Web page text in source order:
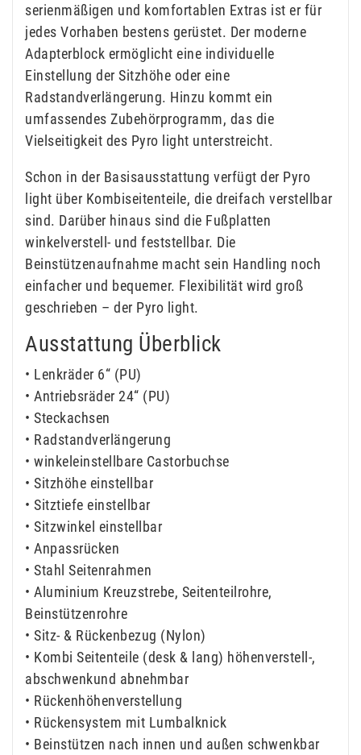
serienmäßigen und komfortablen Extras ist er für
jedes Vorhaben bestens gerüstet. Der moderne
Adapterblock ermöglicht eine individuelle
Einstellung der Sitzhöhe oder eine
Radstandverlängerung. Hinzu kommt ein
umfassendes Zubehörprogramm, das die
Vielseitigkeit des Pyro light unterstreicht.
Schon in der Basisausstattung verfügt der Pyro
light über Kombiseitenteile, die dreifach verstellbar
sind. Darüber hinaus sind die Fußplatten
winkelverstell- und feststellbar. Die
Beinstützenaufnahme macht sein Handling noch
einfacher und bequemer. Flexibilität wird groß
geschrieben – der Pyro light.
Ausstattung Überblick
• Lenkräder 6“ (PU)
• Antriebsräder 24“ (PU)
• Steckachsen
• Radstandverlängerung
• winkeleinstellbare Castorbuchse
• Sitzhöhe einstellbar
• Sitztiefe einstellbar
• Sitzwinkel einstellbar
• Anpassrücken
• Stahl Seitenrahmen
• Aluminium Kreuzstrebe, Seitenteilrohre,
Beinstützenrohre
• Sitz- & Rückenbezug (Nylon)
• Kombi Seitenteile (desk & lang) höhenverstell-,
abschwenkund abnehmbar
• Rückenhöhenverstellung
• Rückensystem mit Lumbalknick
• Beinstützen nach innen und außen schwenkbar